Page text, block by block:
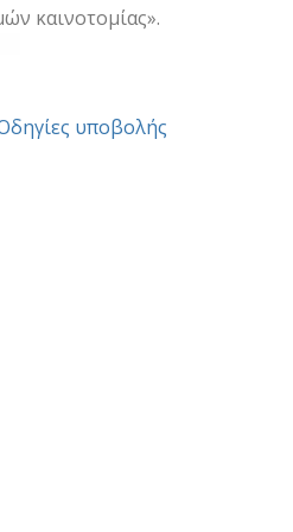
καινοτομίας».
υποβολής